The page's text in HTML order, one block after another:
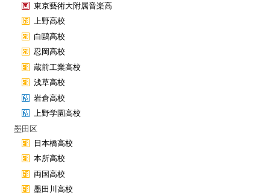
東京藝術大附属音楽高
上野高校
白鷗高校
忍岡高校
蔵前工業高校
浅草高校
岩倉高校
上野学園高校
墨田区
日本橋高校
本所高校
両国高校
墨田川高校